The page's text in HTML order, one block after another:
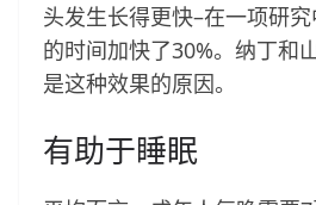
头发生长得更快–在一项研
的时间加快了30%。纳丁和
是这种效果的原因。
有助于睡眠